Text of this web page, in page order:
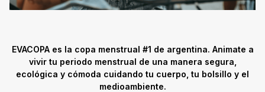
EVACOPA es la copa menstrual #1 de argentina. Animate a
vivir tu periodo menstrual de una manera segura,
ecológica y cómoda cuidando tu cuerpo, tu bolsillo y el
medioambiente.